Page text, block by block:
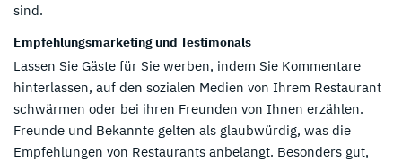
sind.
Empfehlungsmarketing und Testimonals
Lassen Sie Gäste für Sie werben, indem Sie Kommentare
hinterlassen, auf den sozialen Medien von Ihrem Restaurant
schwärmen oder bei ihren Freunden von Ihnen erzählen.
Freunde und Bekannte gelten als glaubwürdig, was die
Empfehlungen von Restaurants anbelangt. Besonders gut,